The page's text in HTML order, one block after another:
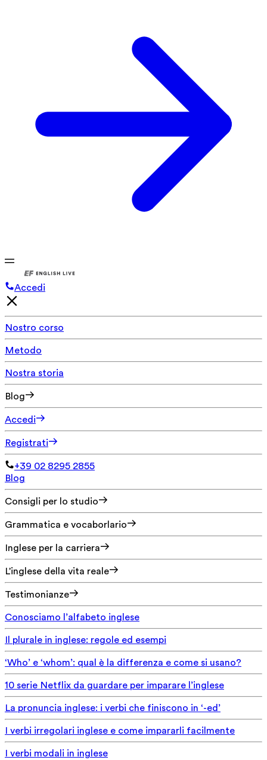
Accedi
Nostro corso
Metodo
Nostra storia
Blog
Accedi
Registrati
+39 02 8295 2855
Blog
Consigli per lo studio
Grammatica e vocaborlario
Inglese per la carriera
L'inglese della vita reale
Testimonianze
Conosciamo l’alfabeto inglese
Il plurale in inglese: regole ed esempi
‘Who’ e ‘whom’: qual è la differenza e come si usano?
10 serie Netflix da guardare per imparare l’inglese
La pronuncia inglese: i verbi che finiscono in ‘-ed’
I verbi irregolari inglese e come impararli facilmente
I verbi modali in inglese